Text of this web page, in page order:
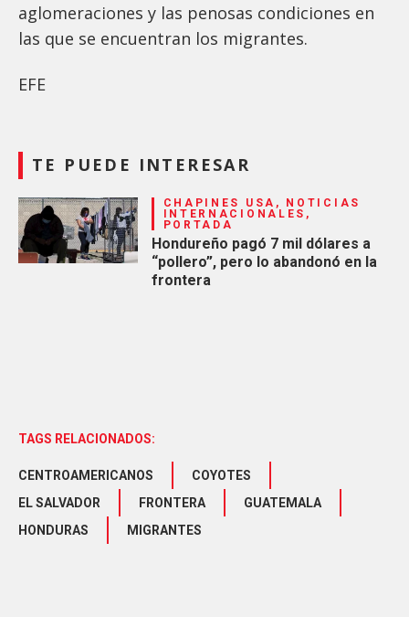
aglomeraciones y las penosas condiciones en
las que se encuentran los migrantes.
EFE
TE PUEDE INTERESAR
CHAPINES USA, NOTICIAS
INTERNACIONALES,
PORTADA
Hondureño pagó 7 mil dólares a
“pollero”, pero lo abandonó en la
frontera
TAGS RELACIONADOS:
CENTROAMERICANOS
COYOTES
EL SALVADOR
FRONTERA
GUATEMALA
HONDURAS
MIGRANTES